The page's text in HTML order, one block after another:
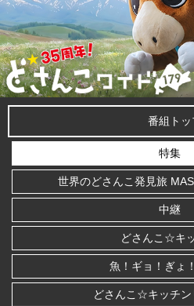
番組トッ
特集
世界のどさんこ発見旅
中継
どさんこ☆キ
魚！ギョ！ぎょ
どさんこ☆キッチン